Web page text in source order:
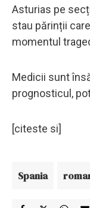
Asturias pe
stau părinții
momentul
Medicii sunt
prognosticul,
[citeste si]
Spania